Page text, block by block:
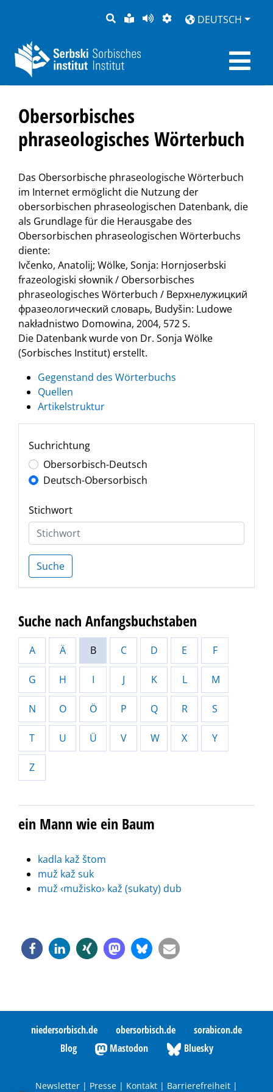
SUCHELEICHTE
SPRACHE
SEITEDARSTELLUNG
DEUTSCH
Obersorbisches
phraseologisches Wörterbuch
Das Obersorbische phraseologische Wörterbuch
im Internet ermöglicht die Nutzung der
obersorbischen phraseologischen Datenbank, die
als Grundlage für die Herausgabe des
Obersorbischen phraseologischen Wörterbuchs
diente:
Ivčenko, Anatolij; Wölke, Sonja: Hornjoserbski
frazeologiski słownik / Obersorbisches
phraseologisches Wörterbuch / Верхнелужицкий
фразеологический словарь, Budyšin: Ludowe
nakładnistwo Domowina, 2004, 572 S.
Die Datenbank wurde von Dr. Sonja Wölke
(Sorbisches Institut) erstellt.
Gegenstand des Wörterbuchs
Quellen
Artikelstruktur
Suchrichtung
Obersorbisch-Deutsch
Deutsch-Obersorbisch
Stichwort
Suche
Suche nach Anfangsbuchstaben
A Ä B C D E F
G H I J K L M
N O Ö P Q R S
T U Ü V W X Y
Z
ein Mann wie ein Baum
kadla kaž štom
muž kaž suk
muž ‹mužisko› kaž (sukaty) dub
niedersorbisch.de obersorbisch.de
sorabicon.de
Blog
Mastodon Bluesky
Newsletter | Presse | Kontakt | Barrierefreiheit |